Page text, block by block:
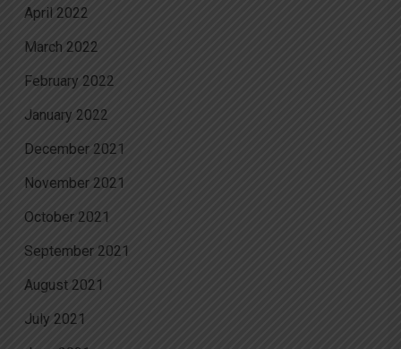
April 2022
March 2022
February 2022
January 2022
December 2021
November 2021
October 2021
September 2021
August 2021
July 2021